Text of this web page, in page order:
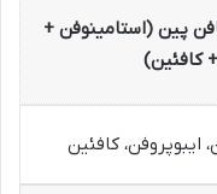
پین (استامینوفن +
کافئین)
ایبوپروفن، کافئین